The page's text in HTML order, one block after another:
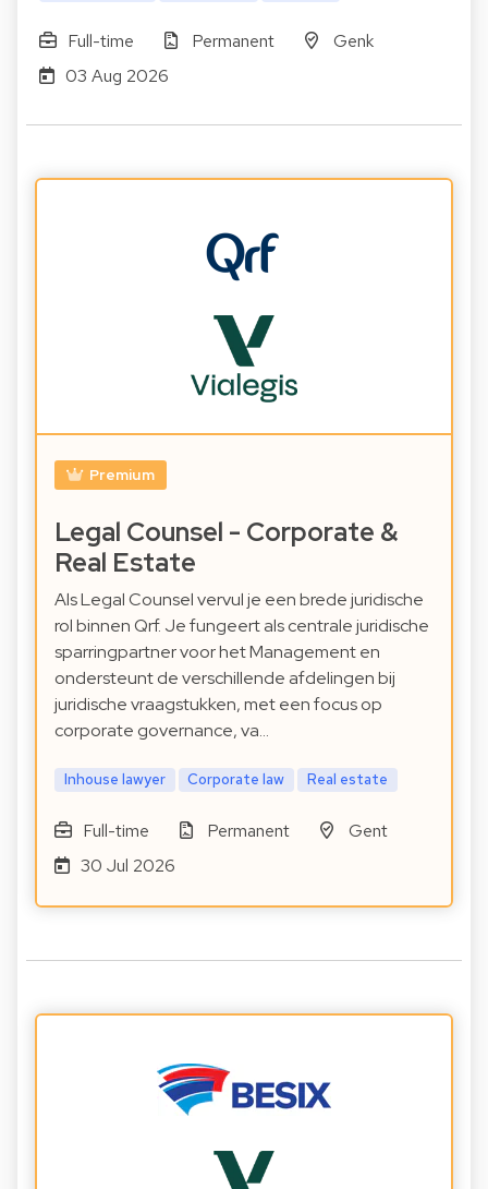
Full-time Permanent
Genk
03 Aug 2026
Premium
Legal Counsel - Corporate &
Real Estate
Als Legal Counsel vervul je een brede juridische
rol binnen Qrf. Je fungeert als centrale juridische
sparringpartner voor het Management en
ondersteunt de verschillende afdelingen bij
juridische vraagstukken, met een focus op
corporate governance, va…
Inhouse lawyer Corporate law Real estate
Full-time Permanent
Gent
30 Jul 2026